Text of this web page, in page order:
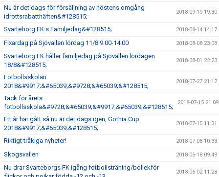
Nu är det dags för försäljning av höstens omgång
idrottsrabatthäften&#128515;
2018-09-19 19:30
Svarteborg FK:s Familjedag&#128515; 2018-08-14 14:17
Fixardag på Sjövallen lördag 11/8 9.00-14.00 2018-08-08 23:08
Svarteborg FK håller familjedag på Sjövallen lördagen
18/8&#128515;
2018-08-01 22:23
Fotbollsskolan
2018&#9917;&#65039;&#9728;&#65039;&#128515;
2018-07-27 21:12
Tack för årets
fotbollsskola&#9728;&#65039;&#9917;&#65039;&#128515;
2018-07-15 21:09
Ett år har gått så nu är det dags igen, Gothia Cup
2018&#9917;&#65039;&#128515;
2018-07-15 11:31
Riktigt tråkiga nyheter! 2018-07-08 10:33
Skogsvallen 2018-06-18 09:49
Nu drar Svarteborgs FK igång fotbollsträning/bollekför
2018-06-02 11:28